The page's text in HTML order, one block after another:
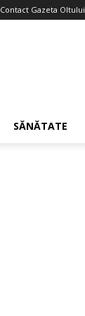
Contact Gazeta Oltului
SĂNĂTATE